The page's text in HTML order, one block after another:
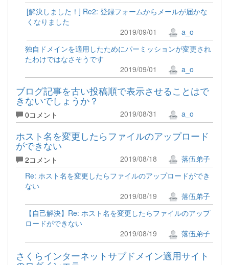
[解決しました！] Re2: 登録フォームからメールが届かな
くなりました
2019/09/01
a_o
独自ドメインを適用したためにパーミッションが変更され
たわけではなさそうです
2019/09/01
a_o
ブログ記事を古い投稿順で表示させることはで
きないでしょうか？
0コメント 2019/08/31 a_o
ホスト名を変更したらファイルのアップロード
ができない
2コメント 2019/08/18
落伍弟子
Re: ホスト名を変更したらファイルのアップロードができ
ない
2019/08/19
落伍弟子
【自己解決】Re: ホスト名を変更したらファイルのアップ
ロードができない
2019/08/19
落伍弟子
さくらインターネットサブドメイン適用サイト